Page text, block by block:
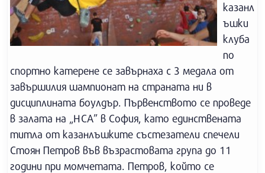
казанл
ъшки
клуба
по
спортно катерене се завърнаха с 3 медала от
завършилия шампионат на страната ни в
дисциплината боулдър. Първенството се проведе
в залата на „НСА” в София, като единствената
титла от казанлъшките състезатели спечели
Стоян Петров във възрастовата група до 11
години при момчетата. Петров, който се